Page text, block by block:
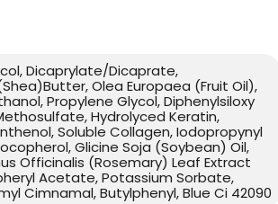
Dicaprylate/Dicaprate,
Olea Europaea (Fruit Oil),
Propylene Glycol, Diphenylsiloxy
Hydrolyced Keratin,
Soluble Collagen, Iodopropynyl
Glicine Soja (Soybean) Oil,
Officinalis (Rosemary) Leaf Extract
Acetate, Potassium Sorbate,
Cimnamal, Butylphenyl, Blue Ci 42090